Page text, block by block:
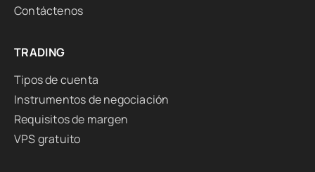
Contáctenos
TRADING
Tipos de cuenta
Instrumentos de negociación
Requisitos de margen
VPS gratuito